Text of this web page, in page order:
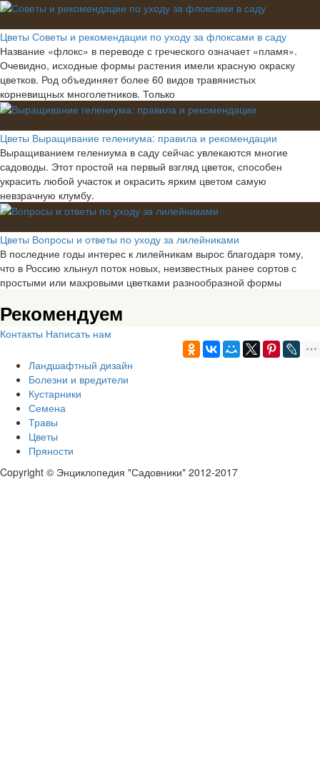
Цветы Советы и рекомендации по уходу за флоксами в саду
Название «флокс» в переводе с греческого означает «пламя».
Очевидно, исходные формы растения имели красную окраску
цветков. Род объединяет более 60 видов травянистых
корневищных многолетников. Только
Цветы Выращивание гелениума: правила и рекомендации
Выращиванием гелениума в саду сейчас увлекаются многие
садоводы. Этот простой на первый взгляд цветок, способен
украсить любой участок и окрасить ярким цветом самую
невзрачную клумбу.
Цветы Вопросы и ответы по уходу за лилейниками
В последние годы интерес к лилейникам вырос благодаря тому,
что в Россию хлынул поток новых, неизвестных ранее сортов с
простыми или махровыми цветками разнообразной формы
Рекомендуем
Контакты Написать нам
Ландшафтный дизайн
Болезни и вредители
Кустарники
Семена
Травы
Цветы
Пряности
Copyright © Энциклопедия "Садовники" 2012-2017